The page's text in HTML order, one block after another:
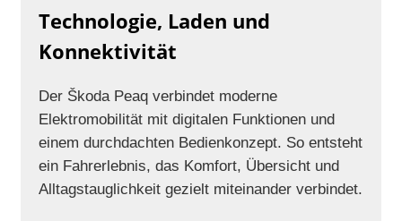
Technologie, Laden und
Konnektivität
Der Škoda Peaq verbindet moderne
Elektromobilität mit digitalen Funktionen und
einem durchdachten Bedienkonzept. So entsteht
ein Fahrerlebnis, das Komfort, Übersicht und
Alltagstauglichkeit gezielt miteinander verbindet.